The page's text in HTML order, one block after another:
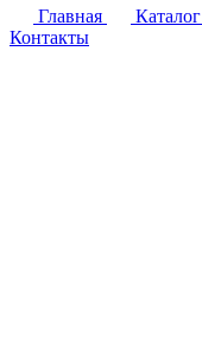
Главная
Каталог
Контакты